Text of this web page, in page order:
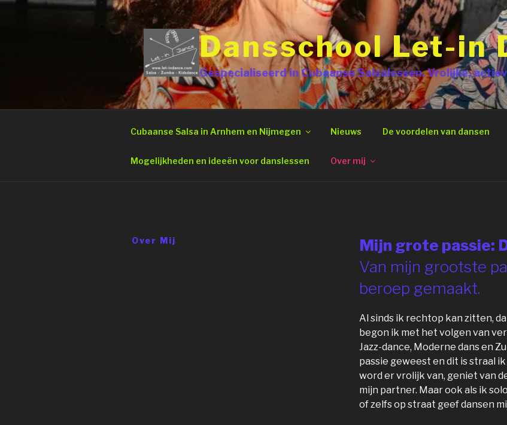
Dansschool Let-in
Gespecialiseerd in Cubaanse Salsalessen. Vrolijke,
Cubaanse Salsa in Arnhem en Nijmegen Nieuws De voordelen van dansen
Mogelijkheden en ideeën voor danslessen Over mij
Over Mij
Mijn grote passie:
Van mijn grootste
beroep gemaakt.
Al sinds ik rechtop kan zitten,
begon ik met het volgen van
Jazz-dance, Moderne dans en
passie geweest en dit is straal
word er vrolijk van, geniet van
mijn partner. Maar ook als ik
of zelfs op straat geef dansen